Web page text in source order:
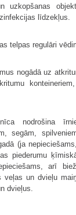
uzkopšanas
līdzekļus.
telpas regulāri
nogādā uz
nodrošina
segām,
(ja
piederumu
arī
veļas un dvieļu
dvieļus.